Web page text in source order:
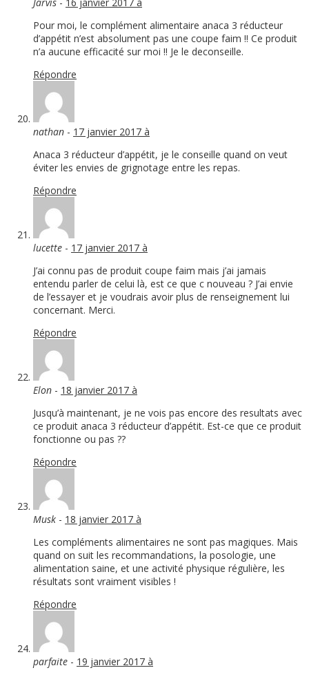
Pour moi, le complément alimentaire anaca 3 réducteur
d’appétit n’est absolument pas une coupe faim !! Ce produit
n’a aucune efficacité sur moi !! Je le deconseille.
Répondre
nathan - 17 janvier 2017 à
Anaca 3 réducteur d’appétit, je le conseille quand on veut
éviter les envies de grignotage entre les repas.
Répondre
lucette - 17 janvier 2017 à
J’ai connu pas de produit coupe faim mais j’ai jamais
entendu parler de celui là, est ce que c nouveau ? J’ai envie
de l’essayer et je voudrais avoir plus de renseignement lui
concernant. Merci.
Répondre
Elon - 18 janvier 2017 à
Jusqu’à maintenant, je ne vois pas encore des resultats avec
ce produit anaca 3 réducteur d’appétit. Est-ce que ce produit
fonctionne ou pas ??
Répondre
Musk - 18 janvier 2017 à
Les compléments alimentaires ne sont pas magiques. Mais
quand on suit les recommandations, la posologie, une
alimentation saine, et une activité physique régulière, les
résultats sont vraiment visibles !
Répondre
parfaite - 19 janvier 2017 à